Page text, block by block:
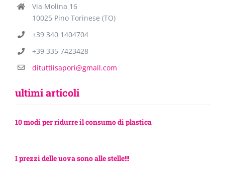
Via Molina 16
10025 Pino Torinese (TO)
+39 340 1404704
+39 335 7423428
dituttiisapori@gmail.com
ultimi articoli
10 modi per ridurre il consumo di plastica
I prezzi delle uova sono alle stelle!!!